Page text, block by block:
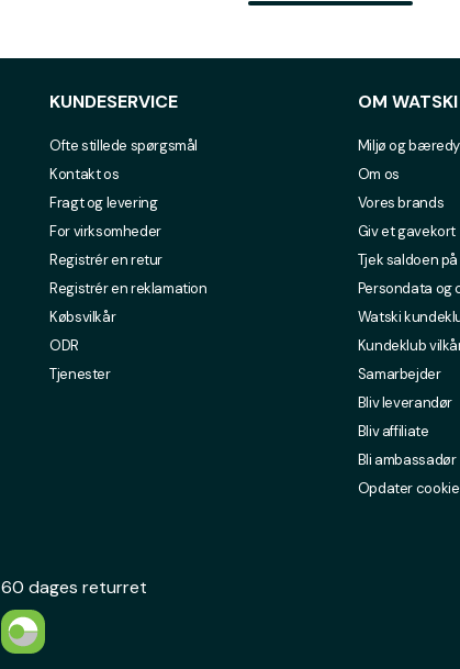
KUNDESERVICE
Ofte stillede spørgsmål
Kontakt os
Fragt og levering
For virksomheder
Registrér en retur
Registrér en reklamation
Købsvilkår
ODR
Tjenester
OM WATSKI
Miljø og
Om os
Vores brands
Giv et gavekort
Tjek saldoen
Persondata og
Watski
Kundeklub
Samarbejder
Bliv leverandør
Bliv affiliate
Bli ambassadør
Opdater
60 dages returret